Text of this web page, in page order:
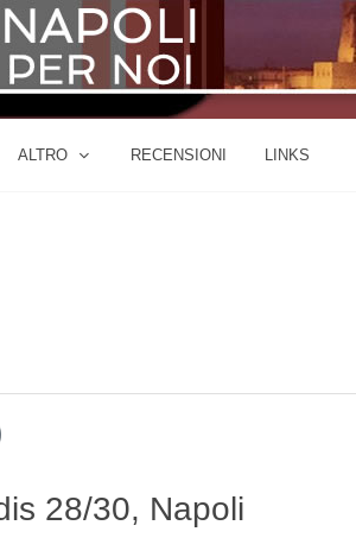
ALTRO RECENSIONI LINKS
28/30, Napoli